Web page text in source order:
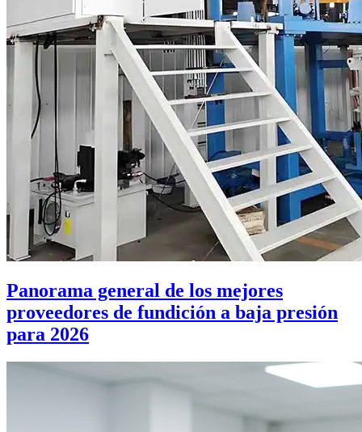
Panorama general de los mejores
proveedores de fundición a baja presión
para 2026